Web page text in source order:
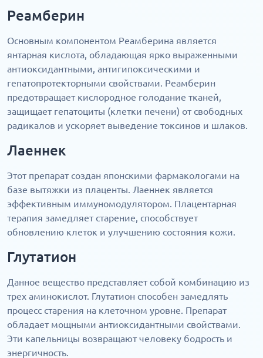
Реамберин
Основным компонентом Реамберина является
янтарная кислота, обладающая ярко выраженными
антиоксидантными, антигипоксическими и
гепатопротекторными свойствами. Реамберин
предотвращает кислородное голодание тканей,
защищает гепатоциты (клетки печени) от свободных
радикалов и ускоряет выведение токсинов и шлаков.
Лаеннек
Этот препарат создан японскими фармакологами на
базе вытяжки из плаценты. Лаеннек является
эффективным иммуномодулятором. Плацентарная
терапия замедляет старение, способствует
обновлению клеток и улучшению состояния кожи.
Глутатион
Данное вещество представляет собой комбинацию из
трех аминокислот. Глутатион способен замедлять
процесс старения на клеточном уровне. Препарат
обладает мощными антиоксидантными свойствами.
Эти капельницы возвращают человеку бодрость и
энергичность.